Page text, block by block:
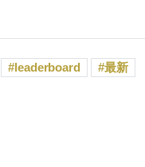
leaderboard 最新